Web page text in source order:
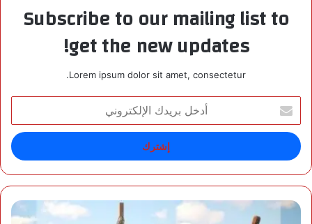
Subscribe to our mailing list to
get the new updates!
Lorem ipsum dolor sit amet, consectetur.
خ
ل
ر
د
«